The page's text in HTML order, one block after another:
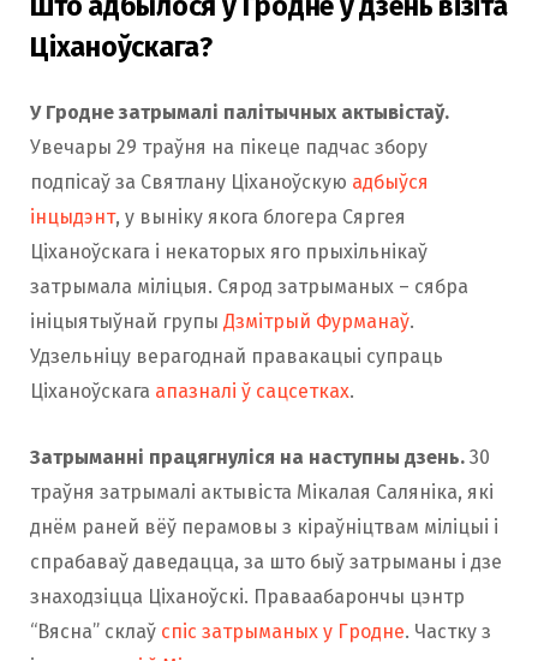
Ціханоўскага?
У Гродне затрымалі палітычных актывістаў.
Увечары 29 траўня на пікеце падчас збору
подпісаў за Святлану Ціханоўскую адбыўся
інцыдэнт, у выніку якога блогера Сяргея
Ціханоўскага і некаторых яго прыхільнікаў
затрымала міліцыя. Сярод затрыманых – сябра
ініцыятыўнай групы Дзмітрый Фурманаў.
Удзельніцу верагоднай правакацыі супраць
Ціханоўскага апазналі ў сацсетках.
Затрыманні працягнуліся на наступны дзень. 30
траўня затрымалі актывіста Мікалая Саляніка, які
днём раней вёў перамовы з кіраўніцтвам міліцыі і
спрабаваў даведацца, за што быў затрыманы і дзе
знаходзіцца Ціханоўскі. Праваабарончы цэнтр
“Вясна” склаў спіс затрыманых у Гродне. Частку з